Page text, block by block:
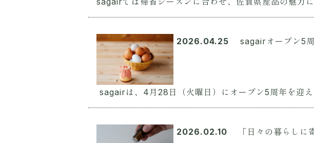
2026.04.25 sagairオープン5
sagairは、4月28日（火曜日）にオープン5周年を迎
2026.02.10 「日々の暮らし